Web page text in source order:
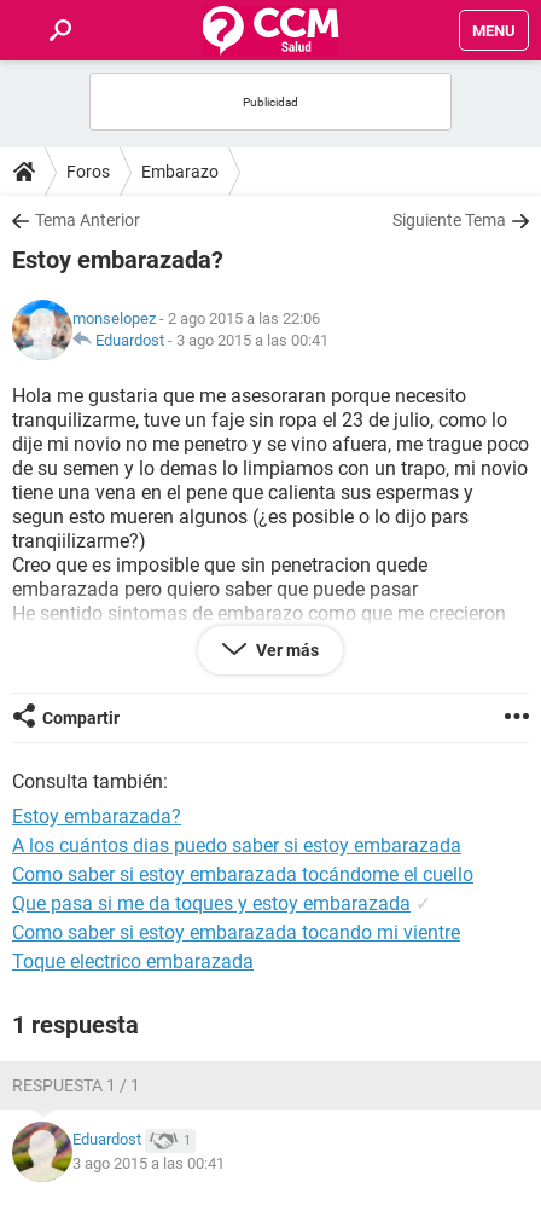
MENU
FOROS
SALUD
FAMILIA
NUTRICIÓN
BIENESTAR
SEXUALIDAD
GLOSARIO
Foros Embarazo
Tema Anterior Siguiente Tema
Estoy embarazada?
monselopez - 2 ago 2015 a las 22:06
Eduardost - 3 ago 2015 a las 00:41
Hola me gustaria que me asesoraran porque necesito
tranquilizarme, tuve un faje sin ropa el 23 de julio, como lo
dije mi novio no me penetro y se vino afuera, me trague poco
de su semen y lo demas lo limpiamos con un trapo, mi novio
tiene una vena en el pene que calienta sus espermas y
segun esto mueren algunos (¿es posible o lo dijo pars
tranqiilizarme?)
Creo que es imposible que sin penetracion quede
embarazada pero quiero saber que puede pasar
He sentido sintomas de embarazo como que me crecieron
los senos, nauseas y dolor abdominal, es posible que este
embarazada o creen que sea psicologico
Ojala me pueda ayudar alguien con conocimientls sobre el
tema ya que hay muchas cosas similares en internet pero no
Algun doctor?
Ver más
Compartir
Consulta también:
Estoy embarazada?
A los cuántos dias puedo saber si estoy embarazada
Como saber si estoy embarazada tocándome el cuello
Que pasa si me da toques y estoy embarazada ✓
Como saber si estoy embarazada tocando mi vientre
Toque electrico embarazada
1 respuesta
RESPUESTA 1 / 1
Eduardost 1
3 ago 2015 a las 00:41